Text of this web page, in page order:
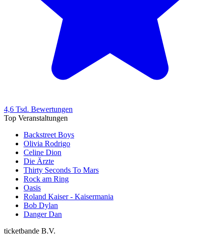
4,6 Tsd. Bewertungen
Top Veranstaltungen
Backstreet Boys
Olivia Rodrigo
Celine Dion
Die Ärzte
Thirty Seconds To Mars
Rock am Ring
Oasis
Roland Kaiser - Kaisermania
Bob Dylan
Danger Dan
ticketbande B.V.